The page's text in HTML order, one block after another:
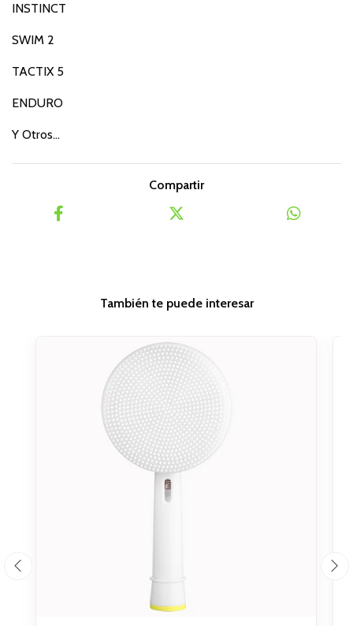
INSTINCT
SWIM 2
TACTIX 5
ENDURO
Y Otros...
Compartir
También te puede interesar